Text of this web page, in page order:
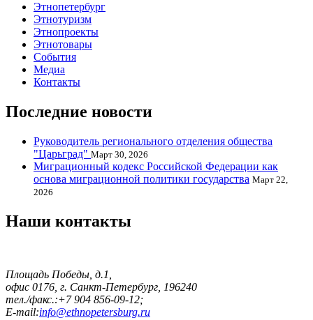
Этнопетербург
Этнотуризм
Этнопроекты
Этнотовары
События
Медиа
Контакты
Последние новости
Руководитель регионального отделения общества
"Царьград" Март 30, 2026
Миграционный кодекс Российской Федерации как
основа миграционной политики государства Март 22,
2026
Наши контакты
Площадь Победы, д.1,
офис 0176, г. Санкт-Петербург, 196240
тел./факс.:+7 904 856-09-12;
E-mail:info@ethnopetersburg.ru